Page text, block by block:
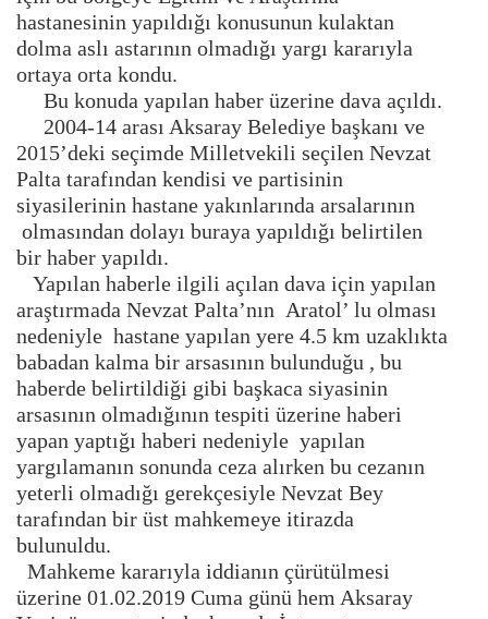
hastanesinin yapıldığı konusunun kulaktan
dolma aslı astarının olmadığı yargı kararıyla
ortaya orta kondu.
Bu konuda yapılan haber üzerine dava açıldı.
2004-14 arası Aksaray Belediye başkanı ve
2015’deki seçimde Milletvekili seçilen Nevzat
Palta tarafından kendisi ve partisinin
siyasilerinin hastane yakınlarında arsalarının
olmasından dolayı buraya yapıldığı belirtilen
bir haber yapıldı.
Yapılan haberle ilgili açılan dava için yapılan
araştırmada Nevzat Palta’nın Aratol’ lu olması
nedeniyle hastane yapılan yere 4.5 km uzaklıkta
babadan kalma bir arsasının bulunduğu , bu
haberde belirtildiği gibi başkaca siyasinin
arsasının olmadığının tespiti üzerine haberi
yapan yaptığı haberi nedeniyle yapılan
yargılamanın sonunda ceza alırken bu cezanın
yeterli olmadığı gerekçesiyle Nevzat Bey
tarafından bir üst mahkemeye itirazda
bulunuldu.
Mahkeme kararıyla iddianın çürütülmesi
üzerine 01.02.2019 Cuma günü hem Aksaray